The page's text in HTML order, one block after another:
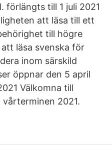
förlängts till 1 juli 2021
att läsa till ett
till högre
läsa svenska för
inom särskild
öppnar den 5 april
Välkomna till
2021.